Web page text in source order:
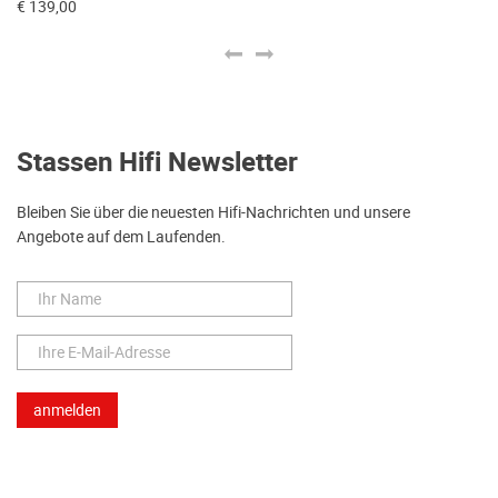
€ 139,00
Stassen Hifi Newsletter
Bleiben Sie über die neuesten Hifi-Nachrichten und unsere
Angebote auf dem Laufenden.